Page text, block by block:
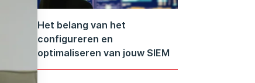
Het belang van het
configureren en
optimaliseren van jouw SIEM